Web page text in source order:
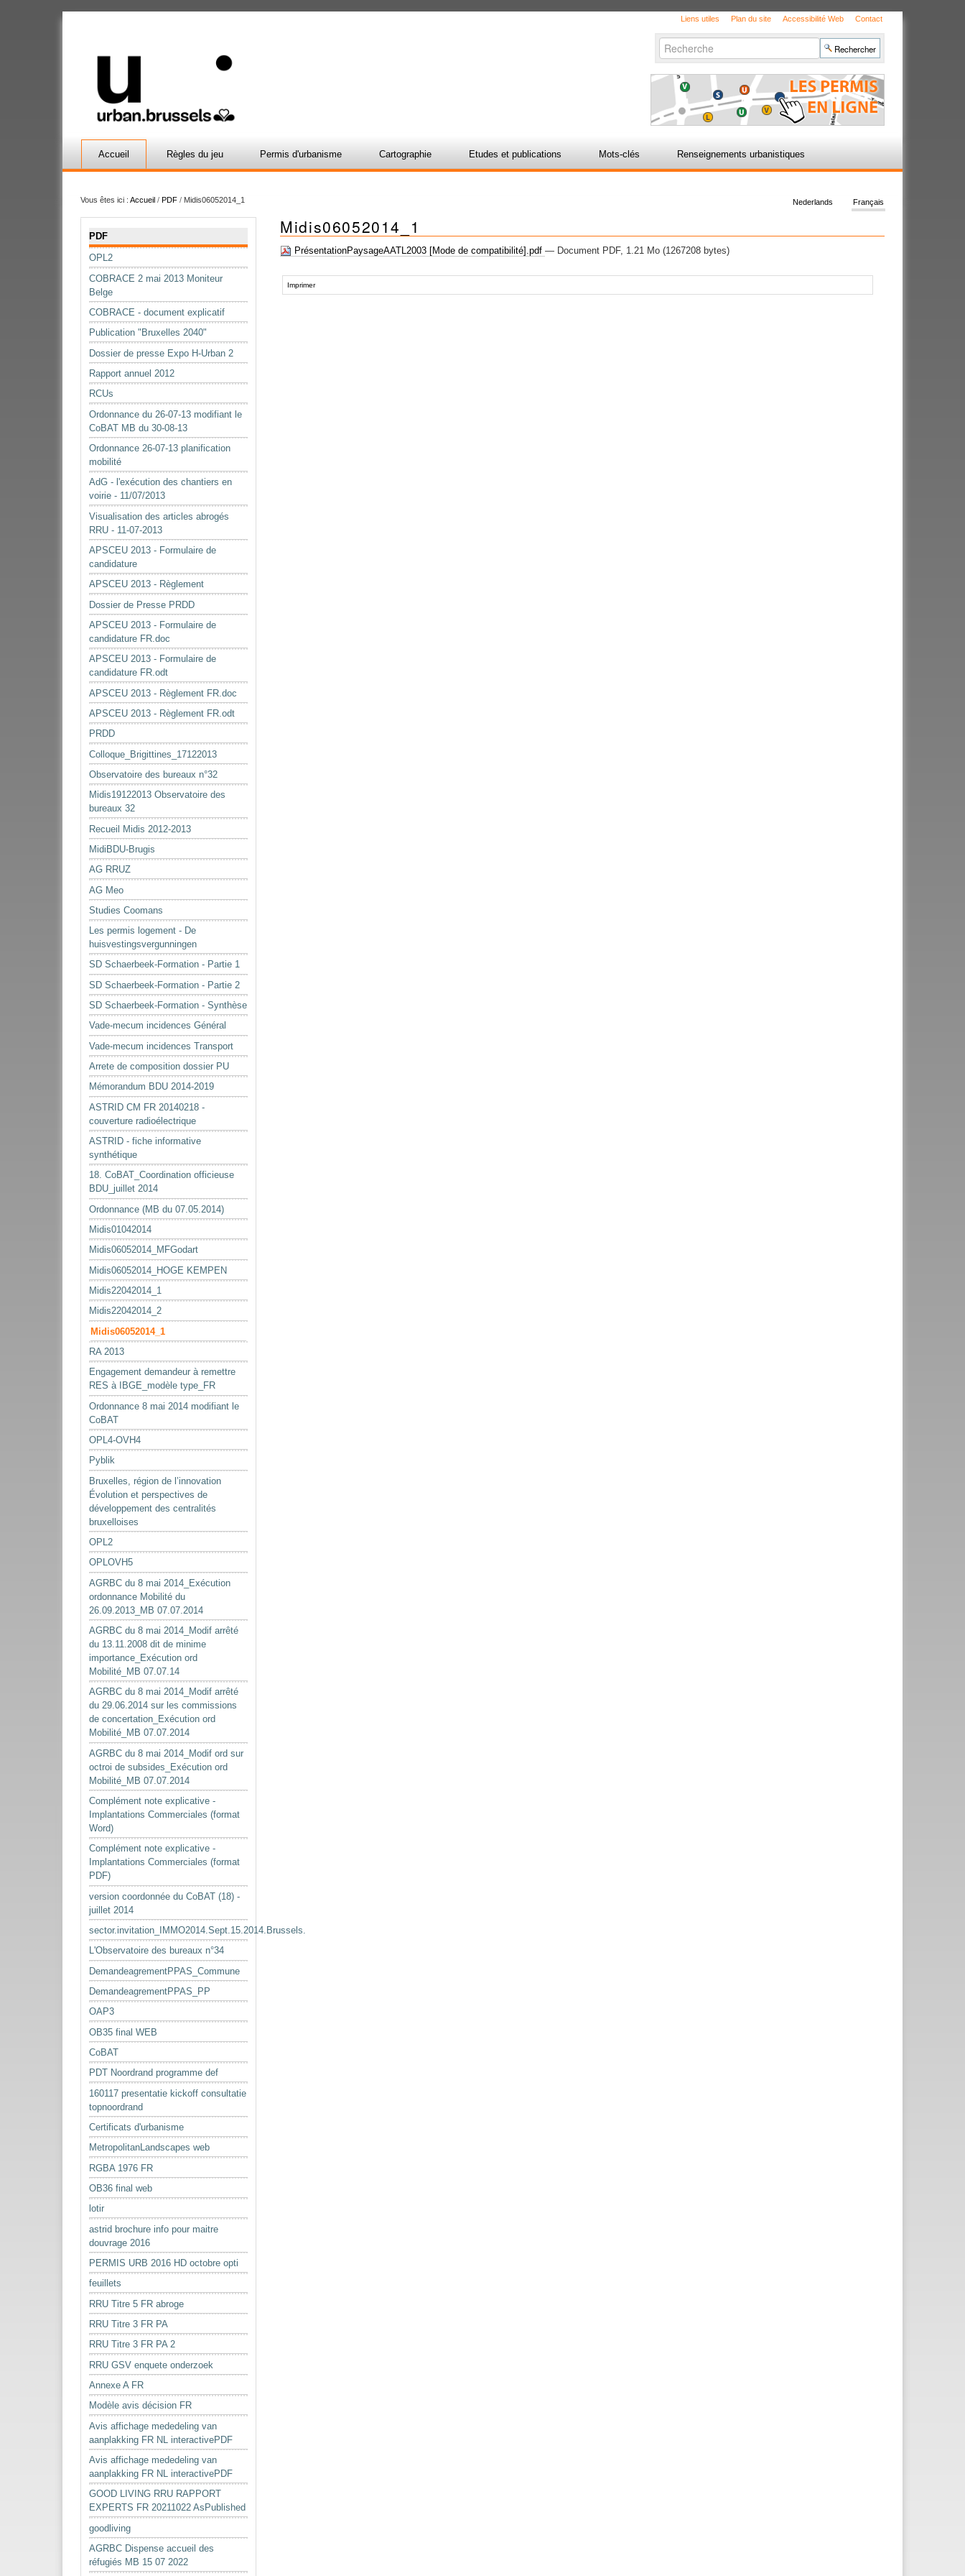
Liens utiles Plan du site Accessibilité Web Contact
Chercher par
avancée…
Accueil Règles du jeu Permis d'urbanisme Cartographie Etudes et publications Mots-clés Renseignements urbanistiques
Vous êtes ici : Accueil / PDF / Midis06052014_1 Français
Nederlands
PDF
OPL2
COBRACE 2 mai 2013 Moniteur
Belge
COBRACE - document explicatif
Publication "Bruxelles 2040"
Dossier de presse Expo H-Urban 2
Rapport annuel 2012
RCUs
Ordonnance du 26-07-13 modifiant le
CoBAT MB du 30-08-13
Ordonnance 26-07-13 planification
mobilité
AdG - l'exécution des chantiers en
voirie - 11/07/2013
Visualisation des articles abrogés
RRU - 11-07-2013
APSCEU 2013 - Formulaire de
candidature
APSCEU 2013 - Règlement
Dossier de Presse PRDD
APSCEU 2013 - Formulaire de
candidature FR.doc
APSCEU 2013 - Formulaire de
candidature FR.odt
APSCEU 2013 - Règlement FR.doc
APSCEU 2013 - Règlement FR.odt
PRDD
Colloque_Brigittines_17122013
Observatoire des bureaux n°32
Midis19122013 Observatoire des
bureaux 32
Recueil Midis 2012-2013
MidiBDU-Brugis
AG RRUZ
AG Meo
Studies Coomans
Les permis logement - De
huisvestingsvergunningen
SD Schaerbeek-Formation - Partie 1
SD Schaerbeek-Formation - Partie 2
SD Schaerbeek-Formation - Synthèse
Vade-mecum incidences Général
Vade-mecum incidences Transport
Arrete de composition dossier PU
Mémorandum BDU 2014-2019
ASTRID CM FR 20140218 -
couverture radioélectrique
ASTRID - fiche informative
synthétique
18. CoBAT_Coordination officieuse
BDU_juillet 2014
Ordonnance (MB du 07.05.2014)
Midis01042014
Midis06052014_MFGodart
Midis06052014_HOGE KEMPEN
Midis22042014_1
Midis22042014_2
Midis06052014_1
RA 2013
Engagement demandeur à remettre
RES à IBGE_modèle type_FR
Ordonnance 8 mai 2014 modifiant le
CoBAT
OPL4-OVH4
Pyblik
Bruxelles, région de l’innovation
Évolution et perspectives de
développement des centralités
bruxelloises
OPL2
OPLOVH5
AGRBC du 8 mai 2014_Exécution
ordonnance Mobilité du
26.09.2013_MB 07.07.2014
AGRBC du 8 mai 2014_Modif arrêté
du 13.11.2008 dit de minime
importance_Exécution ord
Mobilité_MB 07.07.14
AGRBC du 8 mai 2014_Modif arrêté
du 29.06.2014 sur les commissions
de concertation_Exécution ord
Mobilité_MB 07.07.2014
AGRBC du 8 mai 2014_Modif ord sur
octroi de subsides_Exécution ord
Mobilité_MB 07.07.2014
Complément note explicative -
Implantations Commerciales (format
Word)
Complément note explicative -
Implantations Commerciales (format
PDF)
version coordonnée du CoBAT (18) -
juillet 2014
sector.invitation_IMMO2014.Sept.15.2014.Brussels.
L'Observatoire des bureaux n°34
DemandeagrementPPAS_Commune
DemandeagrementPPAS_PP
OAP3
OB35 final WEB
CoBAT
PDT Noordrand programme def
160117 presentatie kickoff consultatie
topnoordrand
Certificats d'urbanisme
MetropolitanLandscapes web
RGBA 1976 FR
OB36 final web
lotir
astrid brochure info pour maitre
douvrage 2016
PERMIS URB 2016 HD octobre opti
feuillets
RRU Titre 5 FR abroge
RRU Titre 3 FR PA
RRU Titre 3 FR PA 2
RRU GSV enquete onderzoek
Annexe A FR
Modèle avis décision FR
Avis affichage mededeling van
aanplakking FR NL interactivePDF
Avis affichage mededeling van
aanplakking FR NL interactivePDF
GOOD LIVING RRU RAPPORT
EXPERTS FR 20211022 AsPublished
goodliving
AGRBC Dispense accueil des
réfugiés MB 15 07 2022
Midis06052014_1
PrésentationPaysageAATL2003 [Mode de compatibilité].pdf— Document PDF, 1.21 Mo (1267208 bytes)
surImprimer